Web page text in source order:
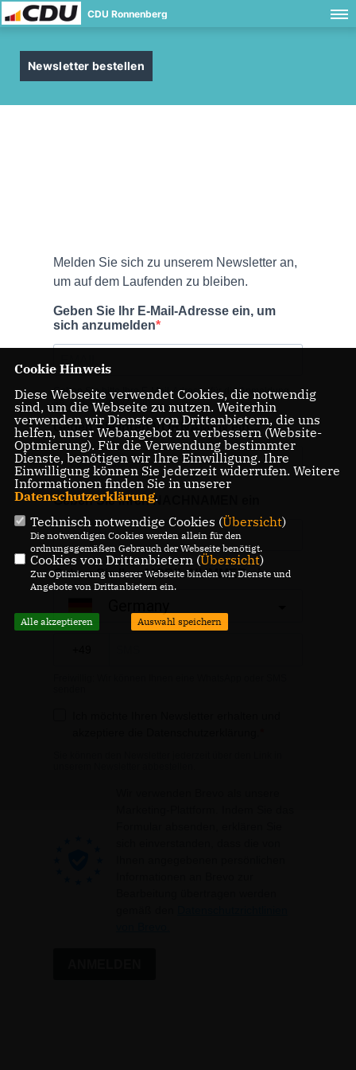
CDU Ronnenberg
Newsletter bestellen
Cookie Hinweis
Diese Webseite verwendet Cookies, die notwendig
sind, um die Webseite zu nutzen. Weiterhin
verwenden wir Dienste von Drittanbietern, die uns
helfen, unser Webangebot zu verbessern (Website-
Optmierung). Für die Verwendung bestimmter
Dienste, benötigen wir Ihre Einwilligung. Ihre
Einwilligung können Sie jederzeit widerrufen. Weitere
Informationen finden Sie in unserer
Datenschutzerklärung.
Technisch notwendige Cookies (Übersicht)
Die notwendigen Cookies werden allein für den
ordnungsgemäßen Gebrauch der Webseite benötigt.
Cookies von Drittanbietern (Übersicht)
Zur Optimierung unserer Webseite binden wir Dienste und
Angebote von Drittanbietern ein.
Alle akzeptieren Auswahl speichern